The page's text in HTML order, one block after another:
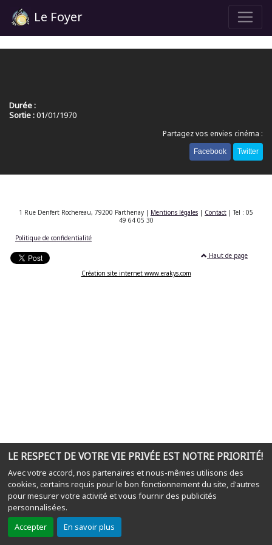
LE RESPECT DE VOTRE VIE PRIVÉE EST NOTRE PRIORITÉ!
Avec votre accord, nos partenaires et nous-mêmes utilisons des
cookies, certains requis pour le bon fonctionnement du site, d'autres
pour mesurer votre activité et vous fournir des publicités
personnalisées.
Accepter
En savoir plus
Le Foyer
Durée :
Sortie :01/01/1970
Partagez vos envies cinéma :
Facebook Twitter
1 Rue Denfert Rochereau, 79200 Parthenay | Mentions légales | Contact | Tel : 05
49 64 05 30
Politique de confidentialité
Haut de page
Création site internet www.erakys.com